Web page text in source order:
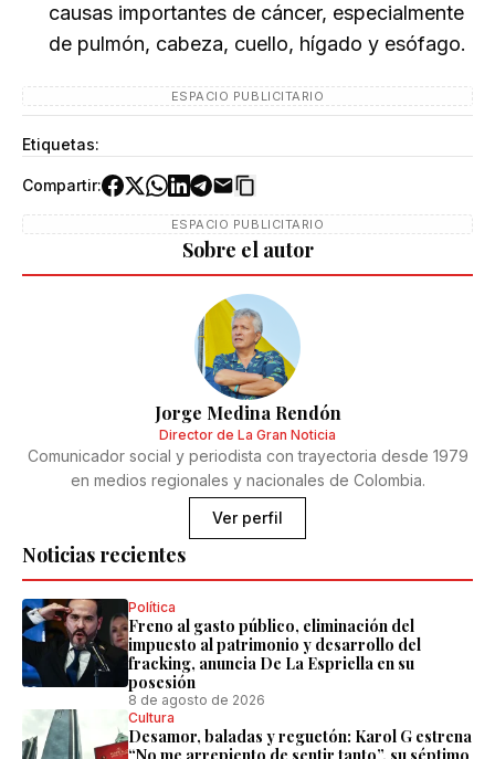
causas importantes de cáncer, especialmente
de pulmón, cabeza, cuello, hígado y esófago.
ESPACIO PUBLICITARIO
Etiquetas:
Compartir:
ESPACIO PUBLICITARIO
Noticias recientes
Política
Freno al gasto público, eliminación del
impuesto al patrimonio y desarrollo del
fracking, anuncia De La Espriella en su
posesión
8 de agosto de 2026
Cultura
Desamor, baladas y reguetón: Karol G estrena
Sobre el autor
Jorge Medina Rendón
Director de La Gran Noticia
Comunicador social y periodista con trayectoria desde 1979
en medios regionales y nacionales de Colombia.
Ver perfil